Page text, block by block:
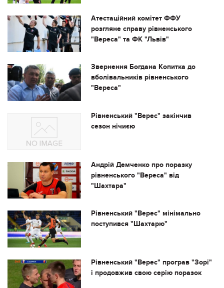
Атестаційний комітет ФФУ
розгляне справу рівненського
"Вереса" та ФК "Львів"
Звернення Богдана Копитка до
вболівальників рівненського
"Вереса"
Рівненський "Верес" закінчив
сезон нічиєю
Андрій Демченко про поразку
рівненського "Вереса" від
"Шахтара"
Рівненський "Верес" мінімально
поступився "Шахтарю"
Рівненський "Верес" програв "Зорі"
і продовжив свою серію поразок